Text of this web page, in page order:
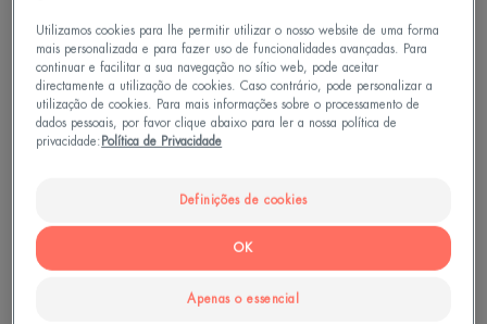
Como funciona o contorno?
Ao jogar com sombras e luz, é possível modificar
os volumes de um rosto: para emagrecer um rosto
redondo, para suavizar os ângulos de um rosto
Uma base fluida ou compacta na cor da sua
Utilizamos cookies para lhe permitir utilizar o nosso website de uma forma
mais personalizada e para fazer uso de funcionalidades avançadas. Para
continuar e facilitar a sua navegação no sítio web, pode aceitar
directamente a utilização de cookies. Caso contrário, pode personalizar a
utilização de cookies. Para mais informações sobre o processamento de
dados pessoais, por favor clique abaixo para ler a nossa política de
privacidade: Política de Privacidade
Definições de cookies
Apenas o essencial
OK